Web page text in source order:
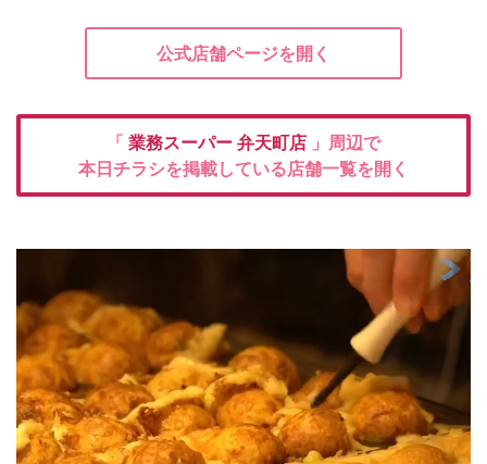
公式店舗ページを開く
「 業務スーパー 弁天町店 」周辺で
本日チラシを掲載している店舗一覧を開く